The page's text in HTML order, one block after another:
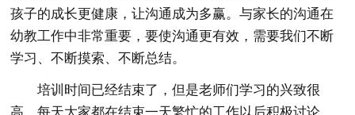
孩子的成长更健康，让沟通成为多赢。与家长的沟通在
幼教工作中非常重要，要使沟通更有效，需要我们不断
学习、不断摸索、不断总结。
培训时间已经结束了，但是老师们学习的兴致很